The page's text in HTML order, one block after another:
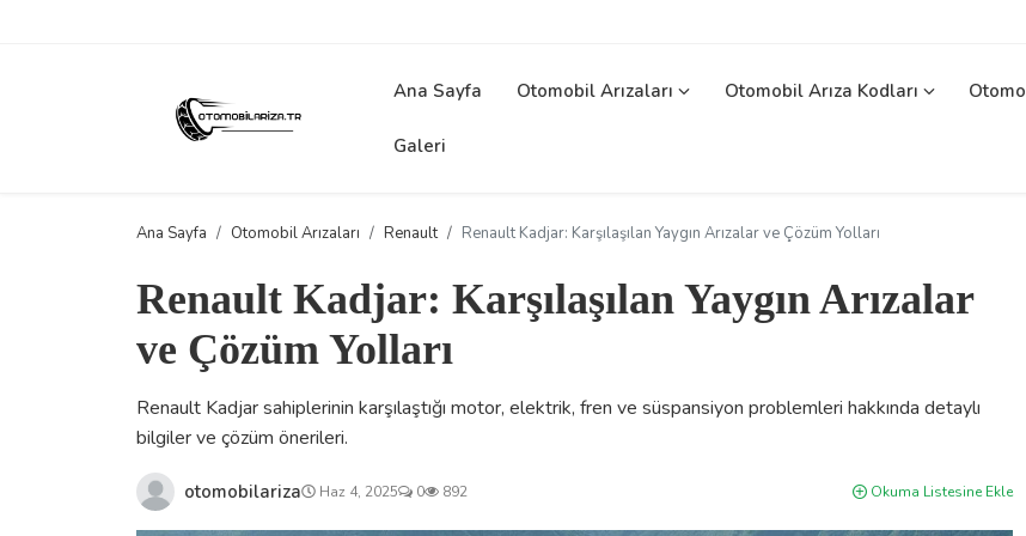
Ana Sayfa Otomobil Arızaları Otomobil Arıza Kodları
Galeri
Ana Sayfa Otomobil Arızaları Renault Renault Kadjar: Karşılaşılan Yaygın Arızalar ve Çözüm Yolları
Renault Kadjar: Karşılaşılan Yaygın Arızalar
ve Çözüm Yolları
Renault Kadjar sahiplerinin karşılaştığı motor, elektrik, fren ve süspansiyon problemleri hakkında detaylı
bilgiler ve çözüm önerileri.
otomobilariza Haz 4, 2025 0 892 Okuma Listesine Ekle